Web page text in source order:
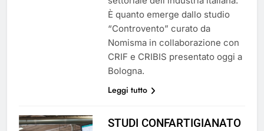
È quanto emerge dallo studio
“Controvento” curato da
Nomisma in collaborazione con
CRIF e CRIBIS presentato oggi a
Bologna.
Leggi tutto
STUDI CONFARTIGIANATO